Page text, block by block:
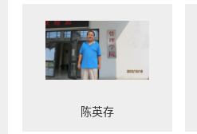
陈英存